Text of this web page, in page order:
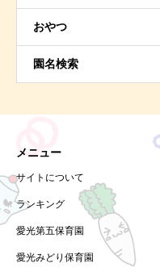
おやつ
園名検索
メニュー
サイトについて
ランキング
愛光第五保育園
愛光みどり保育園